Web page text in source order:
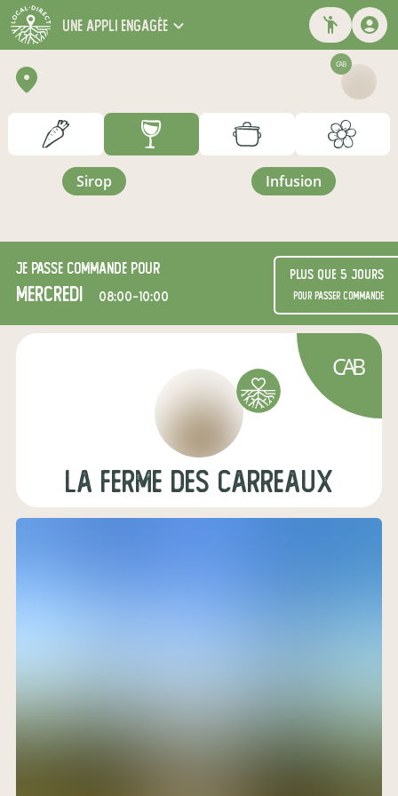
une appli engagée
CAB
sirop infusion
Je passe commande pour
mercredi 08:00-10:00
Plus que 5 jours
pour passer commande
CAB
La Ferme des Carreaux